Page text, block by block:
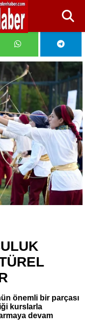
önemli bir parçası
kurslarla
devam